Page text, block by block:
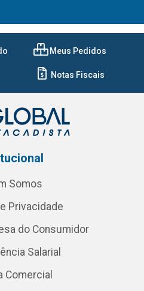
Meus Pedidos
Notas Fiscais
Somos
Privacidade
do Consumidor
Salarial
Comercial